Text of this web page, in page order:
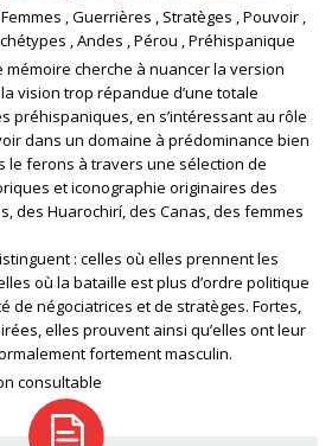
Femmes Guerrières Stratèges Pouvoir
Andes Pérou Préhispanique
mémoire cherche à nuancer la version
vision trop répandue d’une totale
préhispaniques, en s’intéressant au rôle
dans un domaine à prédominance bien
le ferons à travers une sélection de
et iconographie originaires des
des Huarochirí, des Canas, des femmes
: celles où elles prennent les
où la bataille est plus d’ordre politique
de négociatrices et de stratèges. Fortes,
elles prouvent ainsi qu’elles ont leur
fortement masculin.
consultable